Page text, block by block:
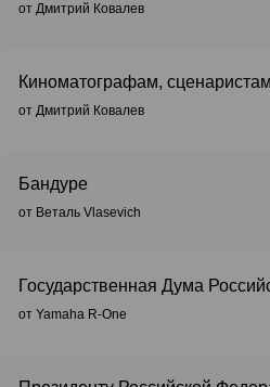
от Дмитрий Ковалев
Киноматографам,
от Дмитрий Ковалев
Бандуре
от Веталь Vlasevich
Государственная Дума
от Yamaha R-One